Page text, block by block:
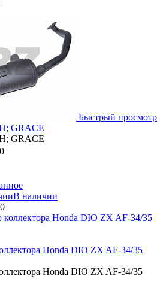
Быстрый просмотр
GRACE
GRACE
В наличии
Honda DIO ZX AF-34/35
Honda DIO ZX AF-34/35